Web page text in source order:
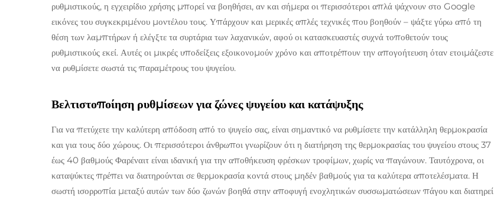
ρυθμιστικούς, η εγχειρίδιο χρήσης μπορεί να βοηθήσει, αν και σήμερα οι περισσότεροι απλά ψάχνουν στο Google
εικόνες του συγκεκριμένου μοντέλου τους. Υπάρχουν και μερικές απλές τεχνικές που βοηθούν – ψάξτε γύρω από τη
θέση των λαμπτήρων ή ελέγξτε τα συρτάρια των λαχανικών, αφού οι κατασκευαστές συχνά τοποθετούν τους
ρυθμιστικούς εκεί. Αυτές οι μικρές υποδείξεις εξοικονομούν χρόνο και αποτρέπουν την απογοήτευση όταν ετοιμάζεστε
να ρυθμίσετε σωστά τις παραμέτρους του ψυγείου.
Βελτιστοποίηση ρυθμίσεων για ζώνες ψυγείου και κατάψυξης
Για να πετύχετε την καλύτερη απόδοση από το ψυγείο σας, είναι σημαντικό να ρυθμίσετε την κατάλληλη θερμοκρασία
και για τους δύο χώρους. Οι περισσότεροι άνθρωποι γνωρίζουν ότι η διατήρηση της θερμοκρασίας του ψυγείου στους 37
έως 40 βαθμούς Φαρέναιτ είναι ιδανική για την αποθήκευση φρέσκων τροφίμων, χωρίς να παγώνουν. Ταυτόχρονα, οι
καταψύκτες πρέπει να διατηρούνται σε θερμοκρασία κοντά στους μηδέν βαθμούς για τα καλύτερα αποτελέσματα. Η
σωστή ισορροπία μεταξύ αυτών των δύο ζωνών βοηθά στην αποφυγή ενοχλητικών συσσωματώσεων πάγου και διατηρεί